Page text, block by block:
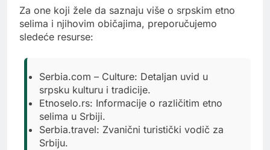
Za one koji žele da saznaju više o srpskim etno
selima i njihovim običajima, preporučujemo
sledeće resurse:
Serbia.com – Culture: Detaljan uvid u
srpsku kulturu i tradicije.
Etnoselo.rs: Informacije o različitim etno
selima u Srbiji.
Serbia.travel: Zvanični turistički vodič za
Srbiju.